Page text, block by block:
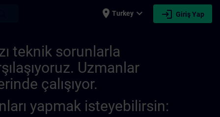
place Turkey expand_more login Giriş Yap
teknik sorunlarla
Uzmanlar
çalışıyor.
yapmak isteyebilirsin: